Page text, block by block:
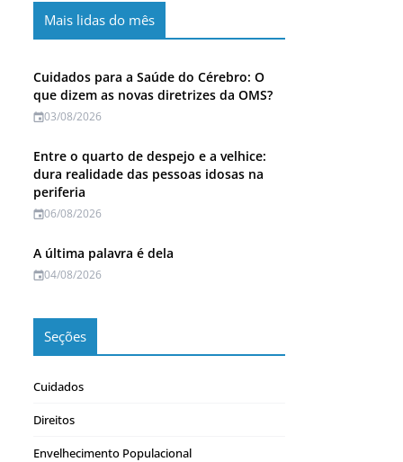
Mais lidas do mês
Cuidados para a Saúde do Cérebro: O
que dizem as novas diretrizes da OMS?
03/08/2026
Entre o quarto de despejo e a velhice:
dura realidade das pessoas idosas na
periferia
06/08/2026
A última palavra é dela
04/08/2026
Seções
Cuidados
Direitos
Envelhecimento Populacional